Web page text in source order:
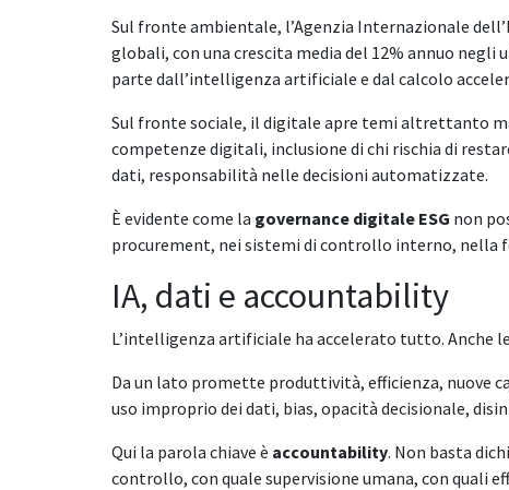
Sul fronte ambientale, l’Agenzia Internazionale
globali, con una crescita media del 12% annuo negli
parte dall’intelligenza artificiale e dal calcolo
Sul fronte sociale, il digitale apre temi altrettanto
competenze digitali, inclusione di chi rischia di
dati, responsabilità nelle decisioni automatizzate.
È evidente come la governance digitale ESG non
procurement, nei sistemi di controllo interno, nella
IA, dati e accountability
L’intelligenza artificiale ha accelerato tutto. Anche
Da un lato promette produttività, efficienza, nuove
uso improprio dei dati, bias, opacità decisionale,
Qui la parola chiave è accountability. Non basta
controllo, con quale supervisione umana, con quali